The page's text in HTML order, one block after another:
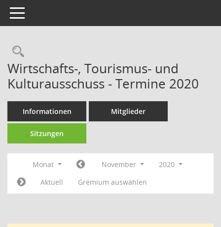
Toggle navigation
Rechercheauswahl
Wirtschafts-, Tourismus- und
Kulturausschuss - Termine 2020
Informationen Mitglieder
Sitzungen
Monat November
2020
Aktuell
Gremium auswählen